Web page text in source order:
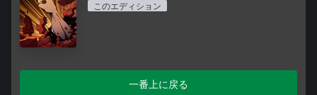
このエディション
一番上に戻る